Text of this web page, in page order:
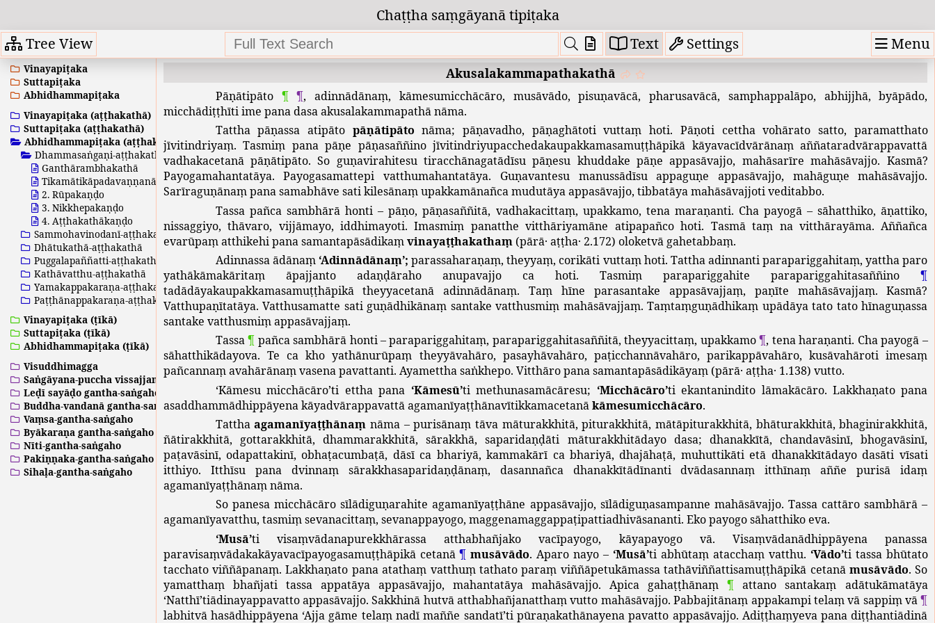
Chaṭṭha saṃgāyanā tipiṭaka
Tree View
Text Settings Menu
Vinayapiṭaka
Suttapiṭaka
Abhidhammapiṭaka
Vinayapiṭaka (aṭṭhakathā)
Suttapiṭaka (aṭṭhakathā)
Abhidhammapiṭaka (aṭṭhakathā)
Dhammasaṅgaṇi-aṭṭhakathā
Ganthārambhakathā
Tikamātikāpadavaṇṇanā
2. Rūpakaṇḍo
3. Nikkhepakaṇḍo
4. Aṭṭhakathākaṇḍo
Sammohavinodanī-aṭṭhakathā
Dhātukathā-aṭṭhakathā
Puggalapaññatti-aṭṭhakathā
Kathāvatthu-aṭṭhakathā
Yamakappakaraṇa-aṭṭhakathā
Paṭṭhānappakaraṇa-aṭṭhakathā
Vinayapiṭaka (ṭīkā)
Suttapiṭaka (ṭīkā)
Abhidhammapiṭaka (ṭīkā)
Visuddhimagga
Saṅgāyana-puccha vissajjanā
Leḍī sayāḍo gantha-saṅgaho
Buddha-vandanā gantha-saṅgaho
Vaṃsa-gantha-saṅgaho
Byākaraṇa gantha-saṅgaho
Nīti-gantha-saṅgaho
Pakiṇṇaka-gantha-saṅgaho
Sihaḷa-gantha-saṅgaho
Manokammadvārakathā
Kammakathā
Akusalakammapathakathā
Pāṇātipāto ¶ ¶,adinnādānaṃ, kāmesumicchācāro, musāvādo,pisuṇavācā,pharusavācā, samphappalāpo, abhijjhā,byāpādo,
micchādiṭṭhīti ime pana dasa akusalakammapathā nāma.
Tattha pāṇassa atipāto pāṇātipāto nāma;pāṇavadho, pāṇaghātoti vuttaṃ hoti. Pāṇoti cettha vohārato satto, paramatthato
jīvitindriyaṃ.Tasmiṃ pana pāṇe pāṇasaññino jīvitindriyupacchedakaupakkamasamuṭṭhāpikā kāyavacīdvārānaṃ aññataradvārappavattā
vadhakacetanā pāṇātipāto.So guṇavirahitesu tiracchānagatādīsu pāṇesu khuddake pāṇe appasāvajjo, mahāsarīre mahāsāvajjo. Kasmā?
Payogamahantatāya.Payogasamattepi vatthumahantatāya. Guṇavantesu manussādīsu appaguṇe appasāvajjo, mahāguṇe mahāsāvajjo.
Sarīraguṇānaṃ pana samabhāve sati kilesānaṃ upakkamānañca mudutāya appasāvajjo, tibbatāya mahāsāvajjoti veditabbo.
Tassa pañca sambhārā honti –pāṇo,pāṇasaññitā, vadhakacittaṃ, upakkamo, tena maraṇanti. Cha payogā –sāhatthiko,āṇattiko,
nissaggiyo,thāvaro, vijjāmayo, iddhimayoti.Imasmiṃ panatthe vitthāriyamāne atipapañco hoti. Tasmā taṃ na vitthārayāma.Aññañca
evarūpaṃ atthikehi pana samantapāsādikaṃ vinayaṭṭhakathaṃ(pārā· aṭṭha· 2.172) oloketvā gahetabbaṃ.
Adinnassaādānaṃ ‘Adinnādānaṃ’; parassaharaṇaṃ,theyyaṃ,corikāti vuttaṃhoti. Tatthaadinnantiparapariggahitaṃ,yattha paro
yathākāmakāritaṃ
āpajjanto adaṇḍāraho anupavajjo ca hoti.Tasmiṃ parapariggahite parapariggahitasaññino
¶
tadādāyakaupakkamasamuṭṭhāpikā theyyacetanā adinnādānaṃ.Taṃ hīne parasantake appasāvajjaṃ, paṇīte mahāsāvajjaṃ.Kasmā?
Vatthupaṇītatāya.Vatthusamatte sati guṇādhikānaṃ santake vatthusmiṃ mahāsāvajjaṃ.Taṃtaṃguṇādhikaṃ upādāya tato tato hīnaguṇassa
santake vatthusmiṃ appasāvajjaṃ.
Tassa ¶ pañca sambhārā honti–parapariggahitaṃ, parapariggahitasaññitā,theyyacittaṃ, upakkamo ¶, tena haraṇanti. Cha payogā –
sāhatthikādayova. Te ca kho yathānurūpaṃ theyyāvahāro, pasayhāvahāro, paṭicchannāvahāro,parikappāvahāro,kusāvahāroti imesaṃ
pañcannaṃ avahārānaṃ vasena pavattanti. Ayamettha saṅkhepo. Vitthāro pana samantapāsādikāyaṃ(pārā· aṭṭha· 1.138) vutto.
‘Kāmesu micchācāro’ti ettha pana ‘Kāmesū’ti methunasamācāresu; ‘Micchācāro’ti ekantanindito lāmakācāro. Lakkhaṇato pana
asaddhammādhippāyena kāyadvārappavattā agamanīyaṭṭhānavītikkamacetanā kāmesumicchācāro.
Tattha agamanīyaṭṭhānaṃ nāma –purisānaṃ tāva māturakkhitā,piturakkhitā,mātāpiturakkhitā, bhāturakkhitā,bhaginirakkhitā,
ñātirakkhitā, gottarakkhitā, dhammarakkhitā,sārakkhā,saparidaṇḍāti māturakkhitādayo dasa;dhanakkītā,chandavāsinī,bhogavāsinī,
paṭavāsinī,odapattakinī,obhaṭacumbaṭā, dāsī ca bhariyā,kammakārī ca bhariyā,dhajāhaṭā, muhuttikāti etā dhanakkītādayo dasāti vīsati
itthiyo. Itthīsu pana dvinnaṃ sārakkhasaparidaṇḍānaṃ, dasannañca dhanakkītādīnanti dvādasannaṃ itthīnaṃ aññe purisā
idaṃ
agamanīyaṭṭhānaṃ nāma.
So panesa micchācāro sīlādiguṇarahite agamanīyaṭṭhāne appasāvajjo, sīlādiguṇasampanne mahāsāvajjo.Tassa cattāro sambhārā –
agamanīyavatthu, tasmiṃ sevanacittaṃ, sevanappayogo, maggenamaggappaṭipattiadhivāsananti. Eko payogo sāhatthiko eva.
‘Musā’ti visaṃvādanapurekkhārassa atthabhañjako vacīpayogo, kāyapayogo vā.Visaṃvādanādhippāyena
panassa
paravisaṃvādakakāyavacīpayogasamuṭṭhāpikā cetanā ¶ musāvādo.Aparo nayo – ‘Musā’ti abhūtaṃ atacchaṃ vatthu. ‘Vādo’ti tassa bhūtato
tacchato viññāpanaṃ.Lakkhaṇato pana atathaṃ vatthuṃ tathato paraṃ viññāpetukāmassa tathāviññattisamuṭṭhāpikā cetanā musāvādo.So
yamatthaṃ bhañjati tassa appatāya appasāvajjo, mahantatāya mahāsāvajjo.Apica gahaṭṭhānaṃ ¶ attano santakaṃ adātukāmatāya
‘Natthī’tiādinayappavatto appasāvajjo.Sakkhinā hutvāatthabhañjanatthaṃ vutto mahāsāvajjo.Pabbajitānaṃ appakampi telaṃvā sappiṃvā ¶
labhitvā hasādhippāyena‘Ajja gāme telaṃ nadī maññe sandatī’ti pūraṇakathānayena pavatto appasāvajjo. Adiṭṭhaṃyeva pana diṭṭhantiādinā